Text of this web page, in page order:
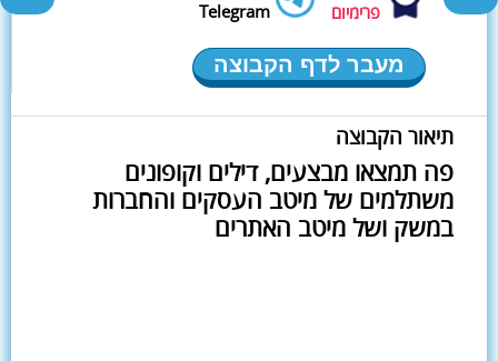
פרימיום Telegram
מעבר לדף הקבוצה
תיאור הקבוצה
פה תמצאו מבצעים, דילים וקופונים
משתלמים של מיטב העסקים והחברות
במשק ושל מיטב האתרים